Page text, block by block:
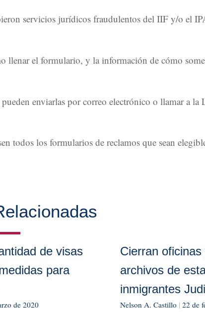
servicios jurídicos fraudulentos del IIF y/o el
llenar el formulario, y la información de cómo
enviarlas por correo electrónico o llamar a
todos los formularios de reclamos que sean
de visas
para
de 2020
Cierran
archivos de
inmigrantes
Nelson A. Castillo | 22 de